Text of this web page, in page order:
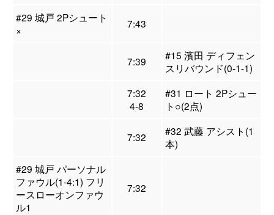
#29 城戸 2Pシュート
×
7:43
7:39
#15 濱田 ディフェン
スリバウンド(0-1-1)
7:32
4-8
#31 ロート 2Pシュー
ト○(2点)
7:32
#32 武藤 アシスト(1
本)
#29 城戸 パーソナル
ファウル(1-4:1) フリ
ースローオンファウ
ル1
7:32